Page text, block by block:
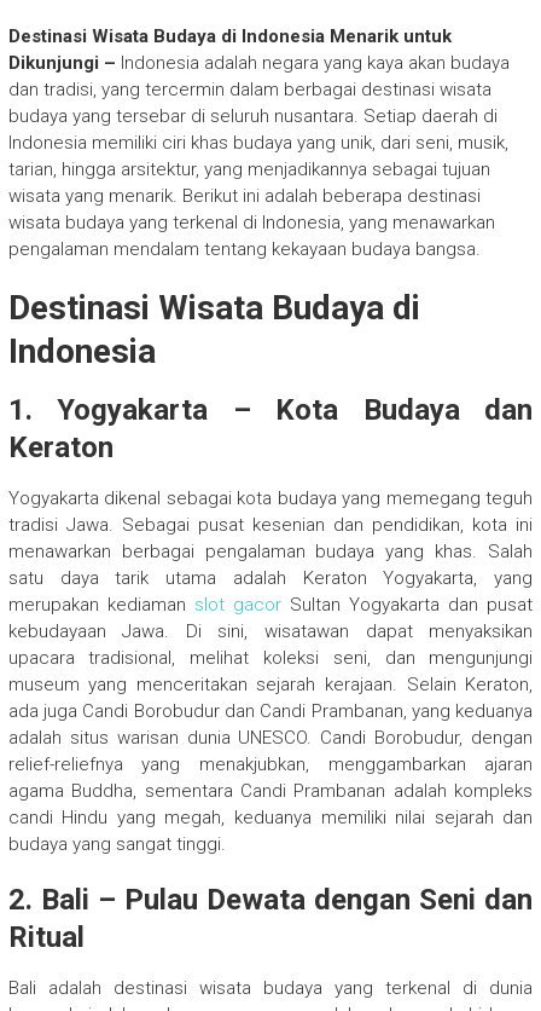
Destinasi Wisata Budaya di Indonesia Menarik untuk
Dikunjungi – Indonesia adalah negara yang kaya akan budaya
dan tradisi, yang tercermin dalam berbagai destinasi wisata
budaya yang tersebar di seluruh nusantara. Setiap daerah di
Indonesia memiliki ciri khas budaya yang unik, dari seni, musik,
tarian, hingga arsitektur, yang menjadikannya sebagai tujuan
wisata yang menarik. Berikut ini adalah beberapa destinasi
wisata budaya yang terkenal di Indonesia, yang menawarkan
pengalaman mendalam tentang kekayaan budaya bangsa.
Destinasi Wisata Budaya di
Indonesia
1. Yogyakarta – Kota Budaya dan
Keraton
Yogyakarta dikenal sebagai kota budaya yang memegang teguh
tradisi Jawa. Sebagai pusat kesenian dan pendidikan, kota ini
menawarkan berbagai pengalaman budaya yang khas. Salah
satu daya tarik utama adalah Keraton Yogyakarta, yang
merupakan kediaman slot gacorSultan Yogyakarta dan pusat
kebudayaan Jawa. Di sini, wisatawan dapat menyaksikan
upacara tradisional, melihat koleksi seni, dan mengunjungi
museum yang menceritakan sejarah kerajaan. Selain Keraton,
ada juga Candi Borobudur dan Candi Prambanan, yang keduanya
adalah situs warisan dunia UNESCO. Candi Borobudur, dengan
relief-reliefnya yang menakjubkan, menggambarkan ajaran
agama Buddha, sementara Candi Prambanan adalah kompleks
candi Hindu yang megah, keduanya memiliki nilai sejarah dan
budaya yang sangat tinggi.
2. Bali – Pulau Dewata dengan Seni dan
Ritual
Bali adalah destinasi wisata budaya yang terkenal di dunia